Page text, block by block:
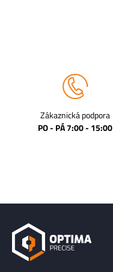
Zákaznická podpora
PO - PÁ 7:00 - 15:00